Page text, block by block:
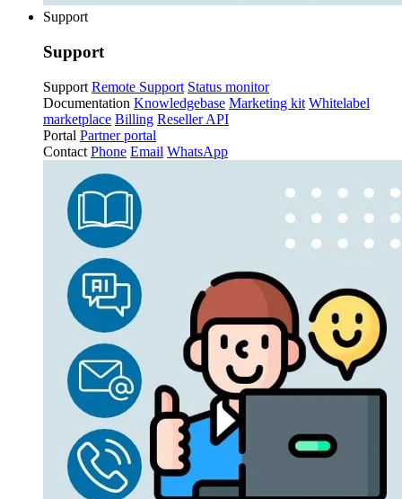
Support
Support
Support Remote Support Status monitor
Documentation Knowledgebase Marketing kit Whitelabel
marketplace Billing Reseller API
Portal Partner portal
Contact Phone Email WhatsApp